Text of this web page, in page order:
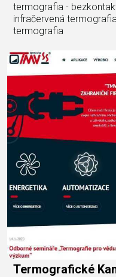
termografia -
infračervená
termografia
Termografické